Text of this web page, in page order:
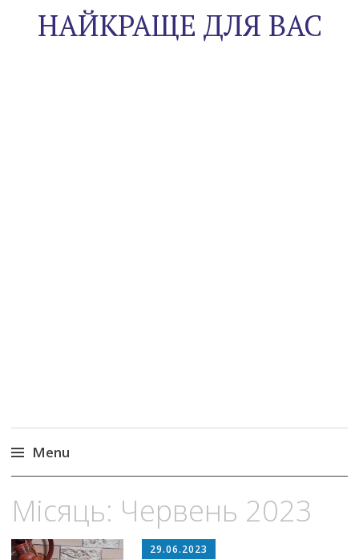
НАЙКРАЩЕ ДЛЯ ВАС
Menu
to
Місяць: Червень 2023
29.06.2023